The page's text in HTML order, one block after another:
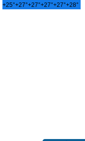
+25°+27°+27°+27°+27°+28°